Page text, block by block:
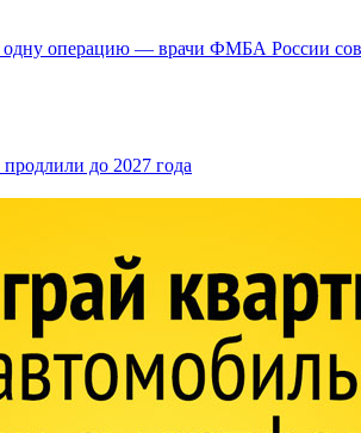
одну операцию — врачи ФМБА России
до 2027 года